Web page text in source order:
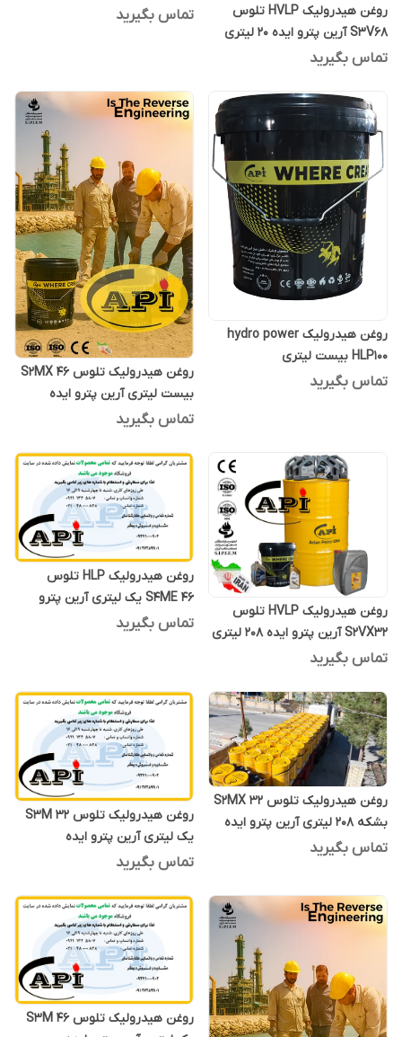
روغن هیدرولیک HVLP تلوس
S3V68 آرین پترو ایده 20 لیتری
تماس بگیرید
تماس بگیرید
روغن هیدرولیک hydro power
HLP100 بیست لیتری
تماس بگیرید
روغن هیدرولیک تلوس S2MX 46
بیست لیتری آرین پترو ایده
تماس بگیرید
روغن هیدرولیک HVLP تلوس
S2VX32 آرین پترو ایده 208 لیتری
تماس بگیرید
روغن هیدرولیک HLP تلوس
S4ME 46 یک لیتری آرین پترو
ایده
تماس بگیرید
روغن هیدرولیک تلوس S2MX 32
بشکه 208 لیتری آرین پترو ایده
تماس بگیرید
روغن هیدرولیک تلوس S3M 32
یک لیتری آرین پترو ایده
تماس بگیرید
روغن هیدرولیک تلوس S3M 46